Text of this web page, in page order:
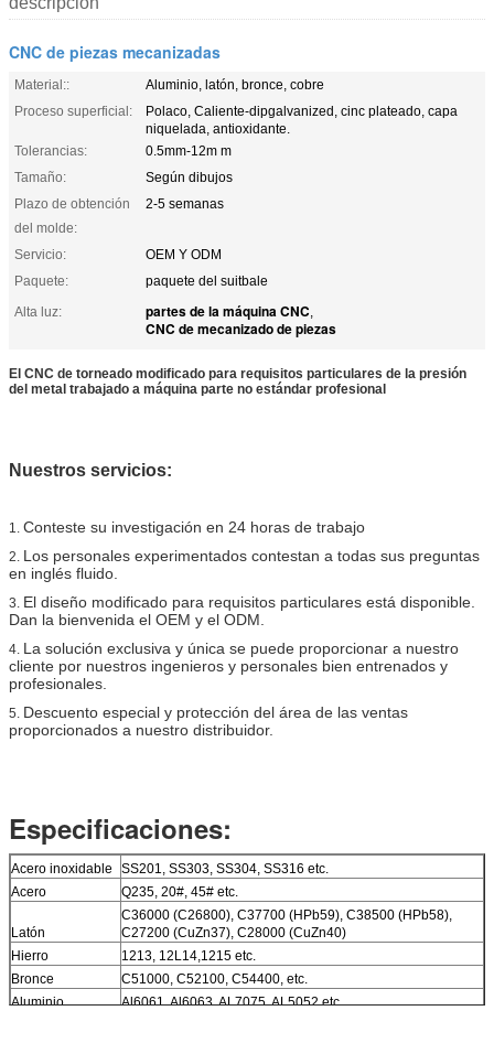
CNC de piezas mecanizadas
Material::
Aluminio, latón, bronce, cobre
Proceso superficial:
Polaco, Caliente-dipgalvanized, cinc plateado, capa
niquelada, antioxidante.
Tolerancias:
0.5mm-12m m
Tamaño:
Según dibujos
Plazo de obtención
del molde:
2-5 semanas
Servicio:
OEM Y ODM
Paquete:
paquete del suitbale
Alta luz:
partes de la máquina CNC,
CNC de mecanizado de piezas
El CNC de torneado modificado para requisitos particulares de la presión
del metal trabajado a máquina parte no estándar profesional
Nuestros servicios:
1. Conteste su investigación en 24 horas de trabajo
2. Los personales experimentados contestan a todas sus preguntas
en inglés fluido.
3. El diseño modificado para requisitos particulares está disponible.
Dan la bienvenida el OEM y el ODM.
4. La solución exclusiva y única se puede proporcionar a nuestro
cliente por nuestros ingenieros y personales bien entrenados y
profesionales.
5. Descuento especial y protección del área de las ventas
proporcionados a nuestro distribuidor.
Especificaciones:
Acero inoxidable
SS201, SS303, SS304, SS316 etc.
Acero
Q235, 20#, 45# etc.
Latón
C36000 (C26800), C37700 (HPb59), C38500 (HPb58),
C27200 (CuZn37), C28000 (CuZn40)
Hierro
1213, 12L14,1215 etc.
Bronce
C51000, C52100, C54400, etc.
Aluminio
Al6061, Al6063, AL7075, AL5052 etc